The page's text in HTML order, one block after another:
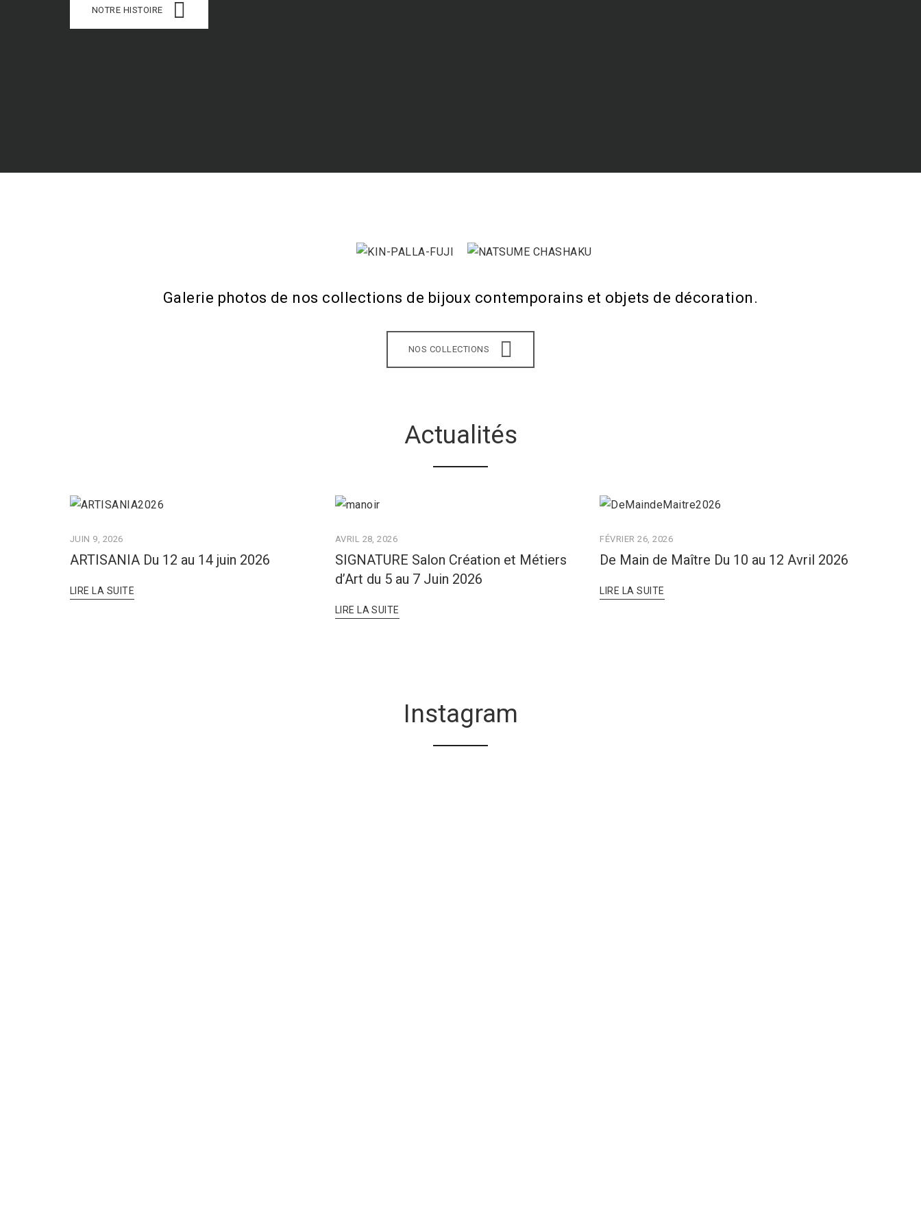
NOTRE HISTOIRE
Galerie photos de nos collections de bijoux contemporains et objets de décoration.
NOS COLLECTIONS
Actualités
JUIN 9, 2026
ARTISANIA Du 12 au 14 juin 2026
LIRE LA SUITE
AVRIL 28, 2026
SIGNATURE Salon Création et Métiers
d’Art du 5 au 7 Juin 2026
LIRE LA SUITE
FÉVRIER 26, 2026
De Main de Maître Du 10 au 12 Avril 2026
LIRE LA SUITE
Instagram